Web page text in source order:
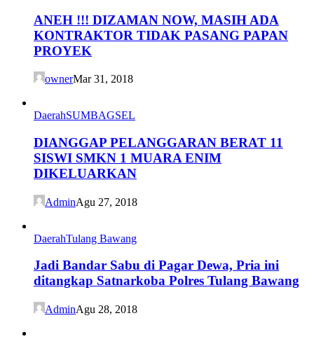
ANEH !!! DIZAMAN NOW, MASIH ADA
KONTRAKTOR TIDAK PASANG PAPAN
PROYEK
ownerMar 31, 2018
DaerahSUMBAGSEL
DIANGGAP PELANGGARAN BERAT 11
SISWI SMKN 1 MUARA ENIM
DIKELUARKAN
AdminAgu 27, 2018
DaerahTulang Bawang
Jadi Bandar Sabu di Pagar Dewa, Pria ini
ditangkap Satnarkoba Polres Tulang Bawang
AdminAgu 28, 2018